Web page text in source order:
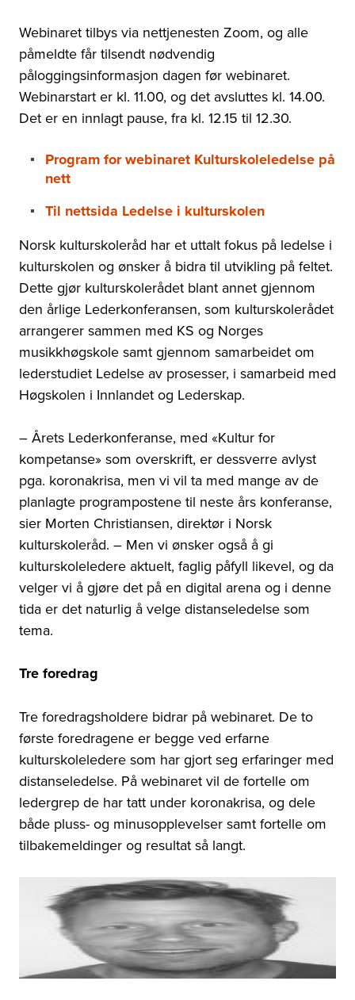
Webinaret tilbys via nettjenesten Zoom, og alle
påmeldte får tilsendt nødvendig
påloggingsinformasjon dagen før webinaret.
Webinarstart er kl. 11.00, og det avsluttes kl. 14.00.
Det er en innlagt pause, fra kl. 12.15 til 12.30.
Program for webinaret Kulturskoleledelse på
nett
Til nettsida Ledelse i kulturskolen
Norsk kulturskoleråd har et uttalt fokus på ledelse i
kulturskolen og ønsker å bidra til utvikling på feltet.
Dette gjør kulturskolerådet blant annet gjennom
den årlige Lederkonferansen, som kulturskolerådet
arrangerer sammen med KS og Norges
musikkhøgskole samt gjennom samarbeidet om
lederstudiet Ledelse av prosesser, i samarbeid med
Høgskolen i Innlandet og Lederskap.
– Årets Lederkonferanse, med «Kultur for
kompetanse» som overskrift, er dessverre avlyst
pga. koronakrisa, men vi vil ta med mange av de
planlagte programpostene til neste års konferanse,
sier Morten Christiansen, direktør i Norsk
kulturskoleråd. – Men vi ønsker også å gi
kulturskoleledere aktuelt, faglig påfyll likevel, og da
velger vi å gjøre det på en digital arena og i denne
tida er det naturlig å velge distanseledelse som
tema.
Tre foredrag
Tre foredragsholdere bidrar på webinaret. De to
første foredragene er begge ved erfarne
kulturskoleledere som har gjort seg erfaringer med
distanseledelse. På webinaret vil de fortelle om
ledergrep de har tatt under koronakrisa, og dele
både pluss- og minusopplevelser samt fortelle om
tilbakemeldinger og resultat så langt.